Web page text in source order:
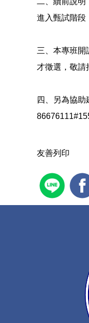
進入甄試階段
三、本專班開
才徵選，敬請
四、另為協
友善列印